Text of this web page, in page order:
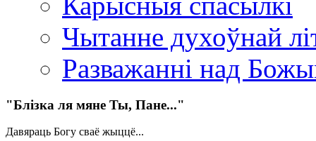
Чытанне духоўнай
Разважанні над
"Блізка ля мяне Ты, Пане..."
Давяраць Богу сваё жыццё...